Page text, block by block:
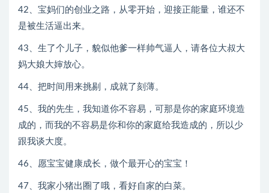
42、宝妈们的创业之路，从零开始，迎接正能量，谁还不
是被生活逼出来。
43、生了个儿子，貌似他爹一样帅气逼人，请各位大叔大
妈大娘大婶放心。
44、把时间用来挑剔，成就了刻薄。
45、我的先生，我知道你不容易，可那是你的家庭环境造
成的，而我的不容易是你和你的家庭给我造成的，所以少
跟我谈大度。
46、愿宝宝健康成长，做个最开心的宝宝！
47、我家小猪出圈了哦，看好自家的白菜。